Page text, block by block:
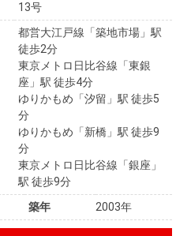
13号
都営大江戸線「築地市場」駅
徒歩2分
東京メトロ日比谷線「東銀
座」駅 徒歩4分
ゆりかもめ「汐留」駅 徒歩5
分
ゆりかもめ「新橋」駅 徒歩9
分
東京メトロ日比谷線「銀座」
駅 徒歩9分
築年 2003年